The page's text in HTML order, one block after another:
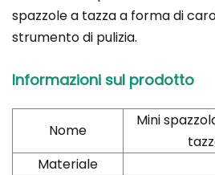
spazzole a tazza a forma di
strumento di pulizia.
Informazioni sul prodotto
Nome
Mini
Materiale